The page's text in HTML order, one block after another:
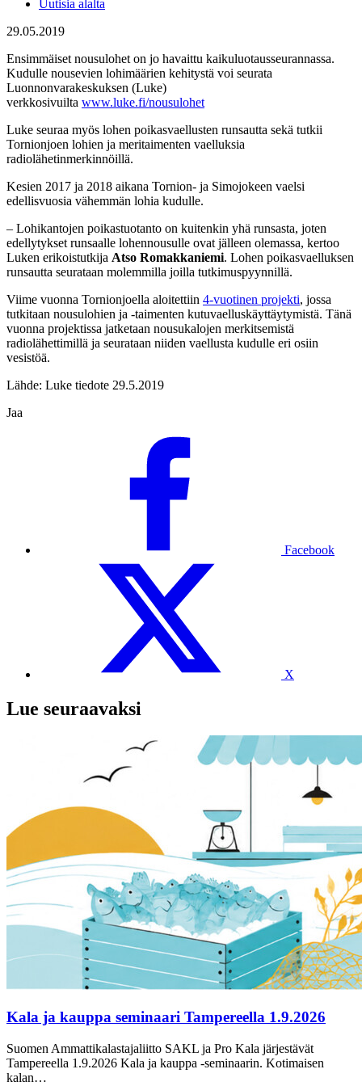
Uutisia alalta
29.05.2019
Ensimmäiset nousulohet on jo havaittu kaikuluotausseurannassa.
Kudulle nousevien lohimäärien kehitystä voi seurata
Luonnonvarakeskuksen (Luke)
verkkosivuilta www.luke.fi/nousulohet
Luke seuraa myös lohen poikasvaellusten runsautta sekä tutkii
Tornionjoen lohien ja meritaimenten vaelluksia
radiolähetinmerkinnöillä.
Kesien 2017 ja 2018 aikana Tornion- ja Simojokeen vaelsi
edellisvuosia vähemmän lohia kudulle.
– Lohikantojen poikastuotanto on kuitenkin yhä runsasta, joten
edellytykset runsaalle lohennousulle ovat jälleen olemassa, kertoo
Luken erikoistutkija Atso Romakkaniemi. Lohen poikasvaelluksen
runsautta seurataan molemmilla joilla tutkimuspyynnillä.
Viime vuonna Tornionjoella aloitettiin 4-vuotinen projekti, jossa
tutkitaan nousulohien ja -taimenten kutuvaelluskäyttäytymistä. Tänä
vuonna projektissa jatketaan nousukalojen merkitsemistä
radiolähettimillä ja seurataan niiden vaellusta kudulle eri osiin
vesistöä.
Lähde: Luke tiedote 29.5.2019
Jaa
Facebook
X
Lue seuraavaksi
Kala ja kauppa seminaari Tampereella 1.9.2026
Suomen Ammattikalastajaliitto SAKL ja Pro Kala järjestävät
Tampereella 1.9.2026 Kala ja kauppa -seminaarin. Kotimaisen
kalan…